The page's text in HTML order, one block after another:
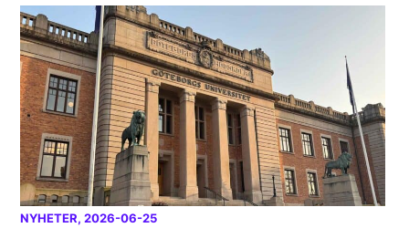
NYHETER, 2026-06-25